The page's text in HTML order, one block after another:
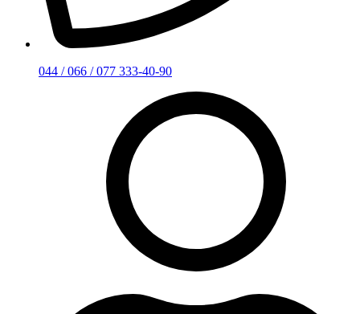
044 / 066 / 077 333-40-90